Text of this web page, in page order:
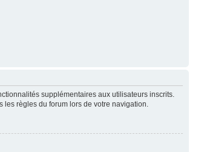
supplémentaires aux utilisateurs inscrits.
règles du forum lors de votre navigation.